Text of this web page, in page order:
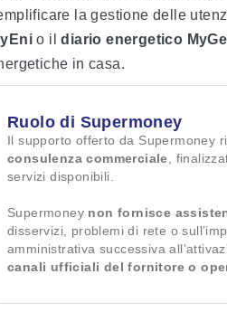
la gestione delle
o ildiario energetico
in casa.
Ruolo di Supermoney
Il supporto offerto da Supermoney
consulenza commerciale,
servizi disponibili.
Supermoney non fornisce
disservizi, problemi di rete o
amministrativa successiva
canali ufficiali del fornitore o